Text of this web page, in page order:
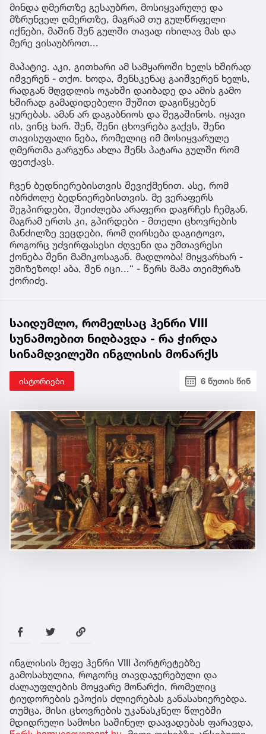
მინდა ღმერთზე გესაუბრო, მოსიყვარულე და
მზრუნველ ღმერთზე, მაგრამ თუ გულწრფელი
იქნები, მაშინ შენ გულში თავად იხილავ მას და
მერე ვისაუბროთ...
მაპატიე. აკი, გითხარი ამ სამყაროში ხელს ხშირად
იშვერენ - თქო. ხოდა, შენსკენაც გაიშვერენ ხელს,
რადგან მღვდლის ოჯახში დაიბადე და ამის გამო
ხშირად გამადიდებელი შუშით დაგიწყებენ
ყურებას. ამან არ დაგაბნიოს და შეგაშინოს. იყავი
ის, ვინც ხარ. შენ, შენი ცხოვრება გაქვს, შენი
თავისუფალი ნება, რომელიც იმ მოსიყვარულე
ღმერთმა გარგუნა ახლა შენს პატარა გულში რომ
ფეთქავს.
ჩვენ ბედნიერებისთვის შევიქმენით. ასე, რომ
იბრძოლე ბედნიერებისთვის. მე ვერაფერს
შეგპირდები, შეიძლება არაფერი დაგრჩეს ჩემგან.
მაგრამ ერთს კი, გპირდები - მთელი ცხოვრების
მანძილზე ვეცდები, რომ ღირსება დაგიტოვო,
როგორც უძვირფასესი ძღვენი და უმთავრესი
ქონება შენი მამიკოსაგან. მადლობა! მიყვარხარ -
უმიზეზოდ! აბა, შენ იცი...“ - წერს მამა თეიმურაზ
ქორიძე.
საიდუმლო, რომელსაც ჰენრი VIII
სუნამოებით ნიღბავდა - რა ჭირდა
სინამდვილეში ინგლისის მონარქს
ისტორიები 6 წუთის წინ
ინგლისის მეფე ჰენრი VIII პორტრეტებზე
გამოსახულია, როგორც თავდაჯერებული და
ძალაუფლების მოყვარე მონარქი, რომელიც
ტიუდორების ეპოქის ძლიერებას განასახიერებდა.
თუმცა, მისი ცხოვრების უკანასკნელ წლებში
მდიდრული სამოსი საშინელ დაავადებას ფარავდა,